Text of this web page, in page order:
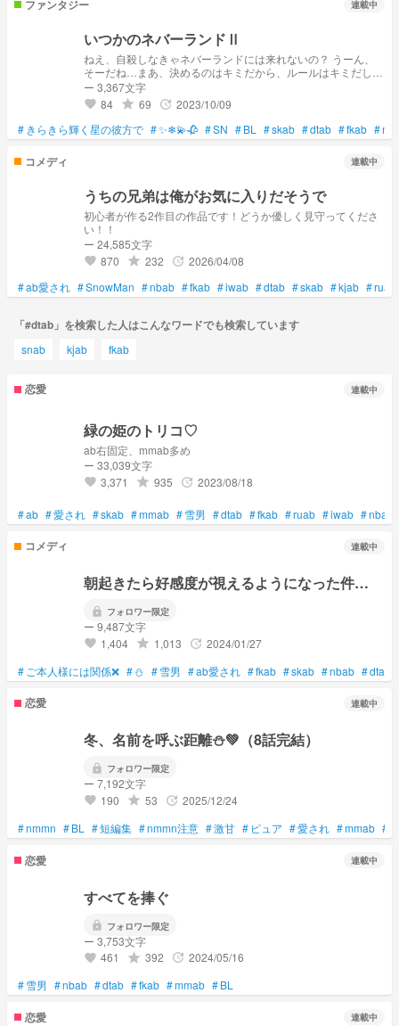
ファンタジー 連載中
いつかのネバーランドⅡ
ねえ、自殺しなきゃネバーランドには来れないの？ うーん、
そーだね…まあ、決めるのはキミだから、ルールはキミだしね
俺がルール？ そ！阿部がルールなの 『いつかのネバーラン
ド』の続編かつ過去の話 ネバーランドのマスターのあべちゃ
ん… 彼は何故マスターなのか？ 以前呟いていた佐久間くん、
ふっか、舘さんとの関係性とは？ これは"人間の阿部亮
平"が"ネバーランドのマスターのあべちゃん"になり"人間の佐
ー 3,367文字
favorite 84 grade 69 update 2023/10/09
# きらきら輝く星の彼方で #✨❄💫🥀 #SN #BL #skab #dtab #fkab #
コメディ 連載中
うちの兄弟は俺がお気に入りだそうで
初心者が作る2作目の作品です！どうか優しく見守ってくださ
い！！
ー 24,585文字
favorite 870 grade 232 update 2026/04/08
#ab愛され #SnowMan #nbab #fkab #iwab #dtab #skab #kjab #ruab
「#dtab」を検索した人はこんなワードでも検索しています
snab kjab fkab
恋愛 連載中
緑の姫のトリコ♡
ab右固定、mmab多め
ー 33,039文字
favorite 3,371 grade 935 update 2023/08/18
#ab #愛され #skab #mmab #雪男 #dtab #fkab #ruab #iwab #nbab
コメディ 連載中
朝起きたら好感度が視えるようになった件…
lock フォロワー限定
ー 9,487文字
favorite 1,404 grade 1,013 update 2024/01/27
# ご本人様には関係❌ #⛄ #雪男 #ab愛され #fkab #skab #nbab #dtab
恋愛 連載中
冬、名前を呼ぶ距離⛄️💚（8話完結）
lock フォロワー限定
ー 7,192文字
favorite 190 grade 53 update 2025/12/24
#nmmn #BL #短編集 #nmmn注意 #激甘 # ピュア #愛され #mmab #
恋愛 連載中
すべてを捧ぐ
lock フォロワー限定
ー 3,753文字
favorite 461 grade 392 update 2024/05/16
#雪男 #nbab #dtab #fkab #mmab #BL
恋愛 連載中